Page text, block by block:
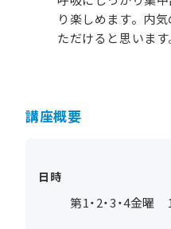
り楽しめます。内
ただけると思います
講座概要
日時
第1・2・3・4金曜